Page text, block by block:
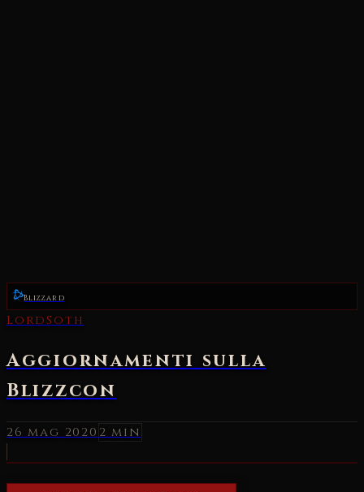
Blizzard
LordSoth
Aggiornamenti sulla
Blizzcon
26 mag 2020 2 min